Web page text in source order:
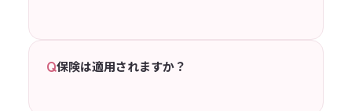
Q保険は適用されますか？